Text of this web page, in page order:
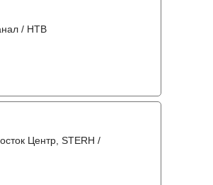
/ НТВ
Центр, STERH /